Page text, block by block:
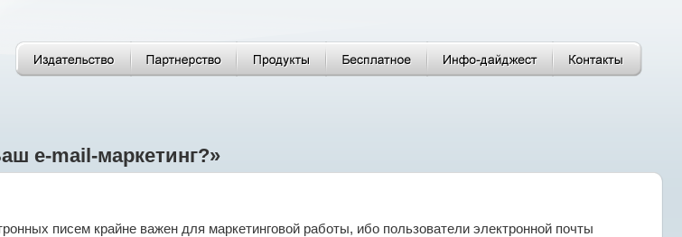
e-mail-маркетинг?»
писем крайне важен для маркетинговой работы, ибо пользователи электронной почты